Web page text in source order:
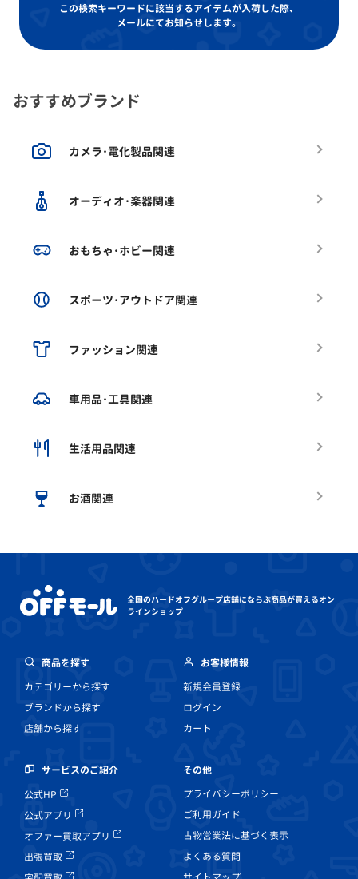
この検索キーワードに該当するアイテムが入荷した際、
メールにてお知らせします。
おすすめブランド
カメラ･電化製品関連
オーディオ･楽器関連
おもちゃ･ホビー関連
スポーツ･アウトドア関連
ファッション関連
車用品･工具関連
生活用品関連
お酒関連
全国のハードオフグループ店舗にならぶ商品が買えるオン
ラインショップ
商品を探す
カテゴリーから探す
ブランドから探す
店舗から探す
お客様情報
新規会員登録
ログイン
カート
サービスのご紹介
公式HP
公式アプリ
オファー買取アプリ
出張買取
その他
プライバシーポリシー
ご利用ガイド
古物営業法に基づく表示
よくある質問